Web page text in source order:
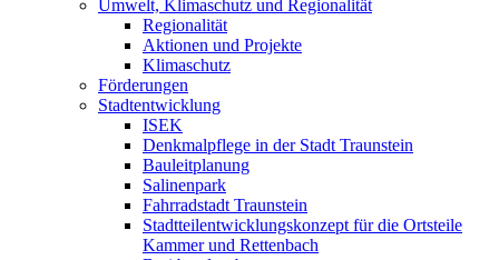
Umwelt, Klimaschutz und Regionalität
Regionalität
Aktionen und Projekte
Klimaschutz
Förderungen
Stadtentwicklung
ISEK
Denkmalpflege in der Stadt Traunstein
Bauleitplanung
Salinenpark
Fahrradstadt Traunstein
Stadtteilentwicklungskonzept für die Ortsteile
Kammer und Rettenbach